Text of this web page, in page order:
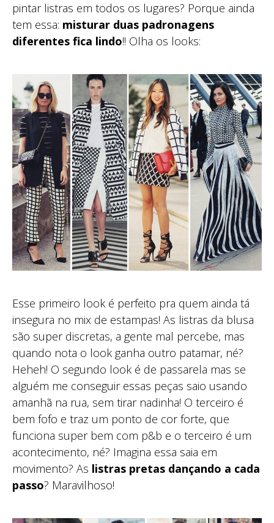
pintar listras em todos os lugares? Porque ainda
tem essa: misturar duas padronagens
diferentes fica lindo!! Olha os looks:
Esse primeiro look é perfeito pra quem ainda tá
insegura no mix de estampas! As listras da blusa
são super discretas, a gente mal percebe, mas
quando nota o look ganha outro patamar, né?
Heheh! O segundo look é de passarela mas se
alguém me conseguir essas peças saio usando
amanhã na rua, sem tirar nadinha! O terceiro é
bem fofo e traz um ponto de cor forte, que
funciona super bem com p&b e o terceiro é um
acontecimento, né? Imagina essa saia em
movimento? As listras pretas dançando a cada
passo? Maravilhoso!